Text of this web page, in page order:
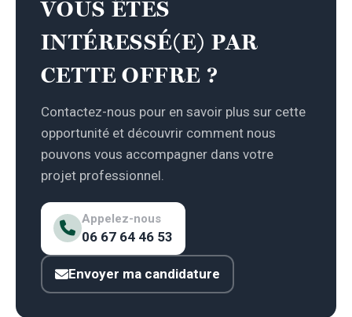
VOUS ÊTES
INTÉRESSÉ(E) PAR
CETTE OFFRE ?
Contactez-nous pour en savoir plus sur cette
opportunité et découvrir comment nous
pouvons vous accompagner dans votre
projet professionnel.
Appelez-nous
06 67 64 46 53
Envoyer ma candidature